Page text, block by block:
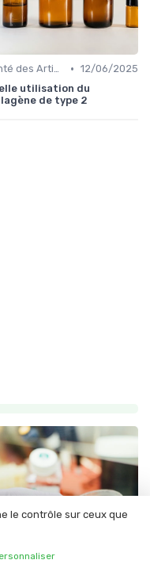
Santé des Articulations • 12/06/2025
utilisation du
de type 2
le contrôle sur ceux que